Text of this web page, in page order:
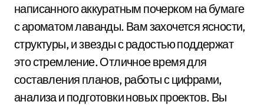
написанного аккуратным почерком на бумаге
с ароматом лаванды. Вам захочется ясности,
структуры, и звезды с радостью поддержат
это стремление. Отличное время для
составления планов, работы с цифрами,
анализа и подготовки новых проектов. Вы